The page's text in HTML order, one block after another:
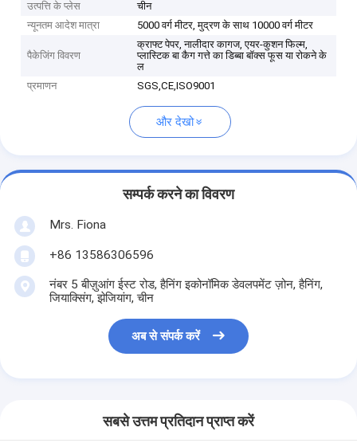
उत्पत्ति के प्लेस
चीन
न्यूनतम आदेश मात्रा
5000 वर्ग मीटर, मुद्रण के साथ 10000 वर्ग मीटर
पैकेजिंग विवरण
क्राफ्ट पेपर, नालीदार कागज, एयर-कुशन फिल्म,
प्लास्टिक बा कैग गत्ते का डिब्बा बॉक्स फूस या रोकने के
ल
प्रमाणन
SGS,CE,ISO9001
और देखो
सम्पर्क करने का विवरण
Mrs. Fiona
+86 13586306596
नंबर 5 बीज़ुआंग ईस्ट रोड, हैनिंग इकोनॉमिक डेवलपमेंट ज़ोन, हैनिंग,
जियाक्सिंग, झेजियांग, चीन
अब से संपर्क करें
सबसे उत्तम प्रतिदान प्राप्त करें